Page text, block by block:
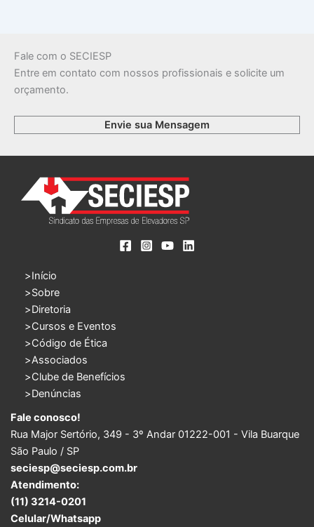
Fale com o SECIESP
Entre em contato com nossos profissionais e solicite um
orçamento.
Envie sua Mensagem
Início
Sobre
Diretoria
Cursos e Eventos
Código de Ética
Associados
Clube de Benefícios
Denúncias
Fale conosco!
Rua Major Sertório, 349 - 3º Andar 01222-001 - Vila Buarque
São Paulo / SP
seciesp@seciesp.com.br
Atendimento:
(11) 3214-0201
Celular/Whatsapp